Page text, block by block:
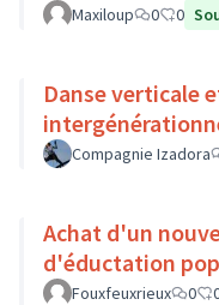
Maxiloup 0 0
Danse verticale
Compagnie Izadora
Achat d'un
d'éductation
Fouxfeuxrieux 0